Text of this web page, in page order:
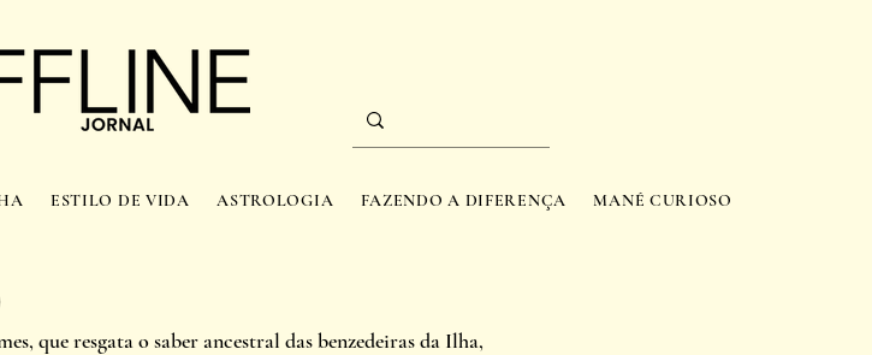
que resgata o saber ancestral das benzedeiras da Ilha,
ESTILO DE VIDA ASTROLOGIA FAZENDO A DIFERENÇA MANÉ CURIOSO